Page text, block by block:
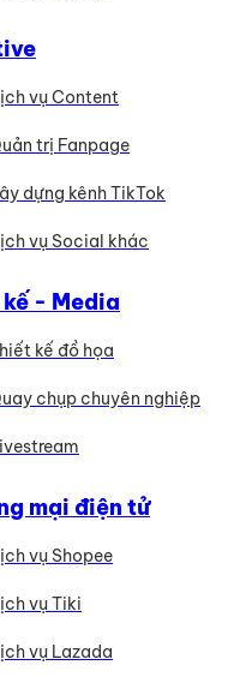
vụ Content
trị Fanpage
dựng kênh TikTok
vụ Social khác
- Media
kế đồ họa
chụp chuyên nghiệp
mại điện tử
vụ Shopee
vụ Tiki
vụ Lazada